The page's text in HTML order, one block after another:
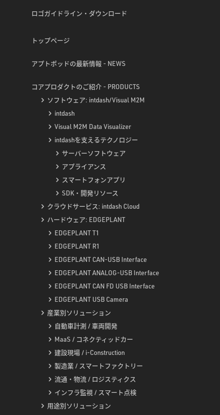
ロゴガイドライン・ダウンロード
トップページ
アプトポッドの最新情報 - NEWS
コアプロダクトのご紹介 - PRODUCTS
ソフトウェア: intdash/Visual M2M
intdash
Visual M2M Data Visualizer
intdashを支えるテクノロジー
サーバーソフトウェア
アプライアンス
スマートフォンアプリ
SDK・開発リソース
クラウドサービス: intdash Cloud
ハードウェア: EDGEPLANT
EDGEPLANT T1
EDGEPLANT R1
EDGEPLANT CAN-USB Interface
EDGEPLANT ANALOG-USB Interface
EDGEPLANT CAN FD USB Interface
EDGEPLANT USB Camera
産業別ソリューション
自動車計測 / 車両開発
MaaS / コネクティッドカー
建設現場 / i-Construction
製造業 / スマートファクトリー
流通・物流 / ロジスティクス
インフラ監視 / スマート点検
用途別ソリューション